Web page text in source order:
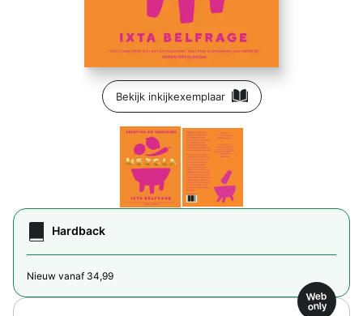
Bekijk inkijkexemplaar
Hardback
Nieuw vanaf 34,99
Web
only